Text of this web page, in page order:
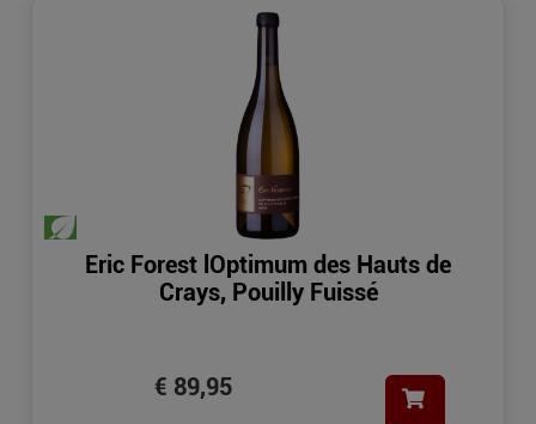
Eric Forest lOptimum des Hauts de
Crays, Pouilly Fuissé
€ 89,95